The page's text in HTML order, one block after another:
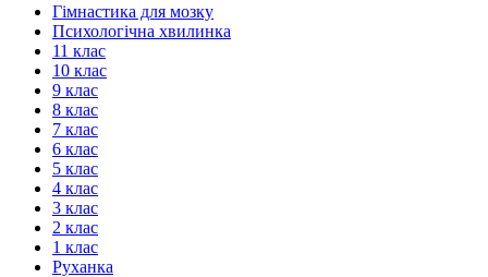
Гімнастика для мозку
Психологічна хвилинка
11 клас
10 клас
9 клас
8 клас
7 клас
6 клас
5 клас
4 клас
3 клас
2 клас
1 клас
Руханка